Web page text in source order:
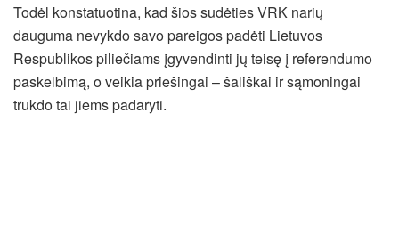
Todėl konstatuotina, kad šios sudėties VRK narių
dauguma nevykdo savo pareigos padėti Lietuvos
Respublikos piliečiams įgyvendinti jų teisę į referendumo
paskelbimą, o veikia priešingai – šališkai ir sąmoningai
trukdo tai jiems padaryti.